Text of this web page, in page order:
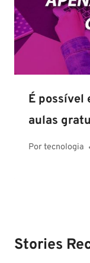
É possível
aulas
Portecnologia
Stories